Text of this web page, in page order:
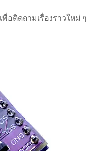
เพื่อติดตามเรื่องราวใหม่ ๆ